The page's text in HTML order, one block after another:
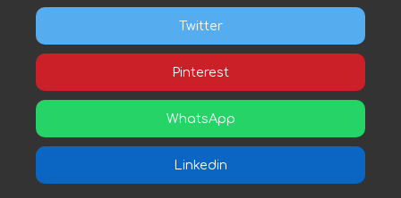
Twitter
Pinterest
WhatsApp
Linkedin